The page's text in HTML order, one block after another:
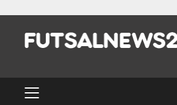
content
PRIMARY